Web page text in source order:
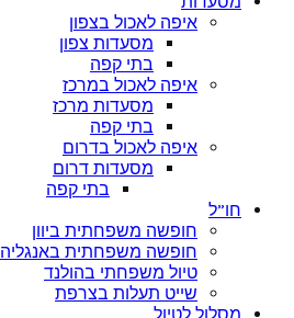
איפה לאכול בצפון
מסעדות צפון
בתי קפה
איפה לאכול במרכז
מסעדות מרכז
בתי קפה
איפה לאכול בדרום
מסעדות דרום
בתי קפה
חו”ל
חופשה משפחתית ביוון
חופשה משפחתית באנגליה
טיול משפחתי בהולנד
שייט תעלות בצרפת